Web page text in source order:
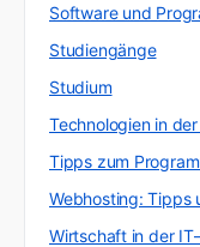
Software und
Studiengänge
Studium
Technologien in
Tipps zum
Webhosting: Tipps
Wirtschaft in der